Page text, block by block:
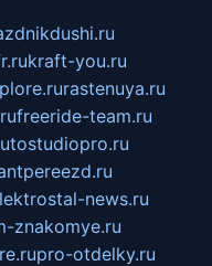
kraft-you.ru
rastenuya.ru
freeride-team.ru
news.ru
znakomye.ru
pro-otdelky.ru